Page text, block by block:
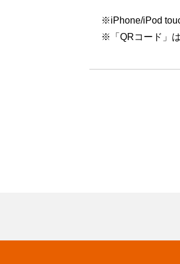
※iPhone/iPod
※「QRコード」